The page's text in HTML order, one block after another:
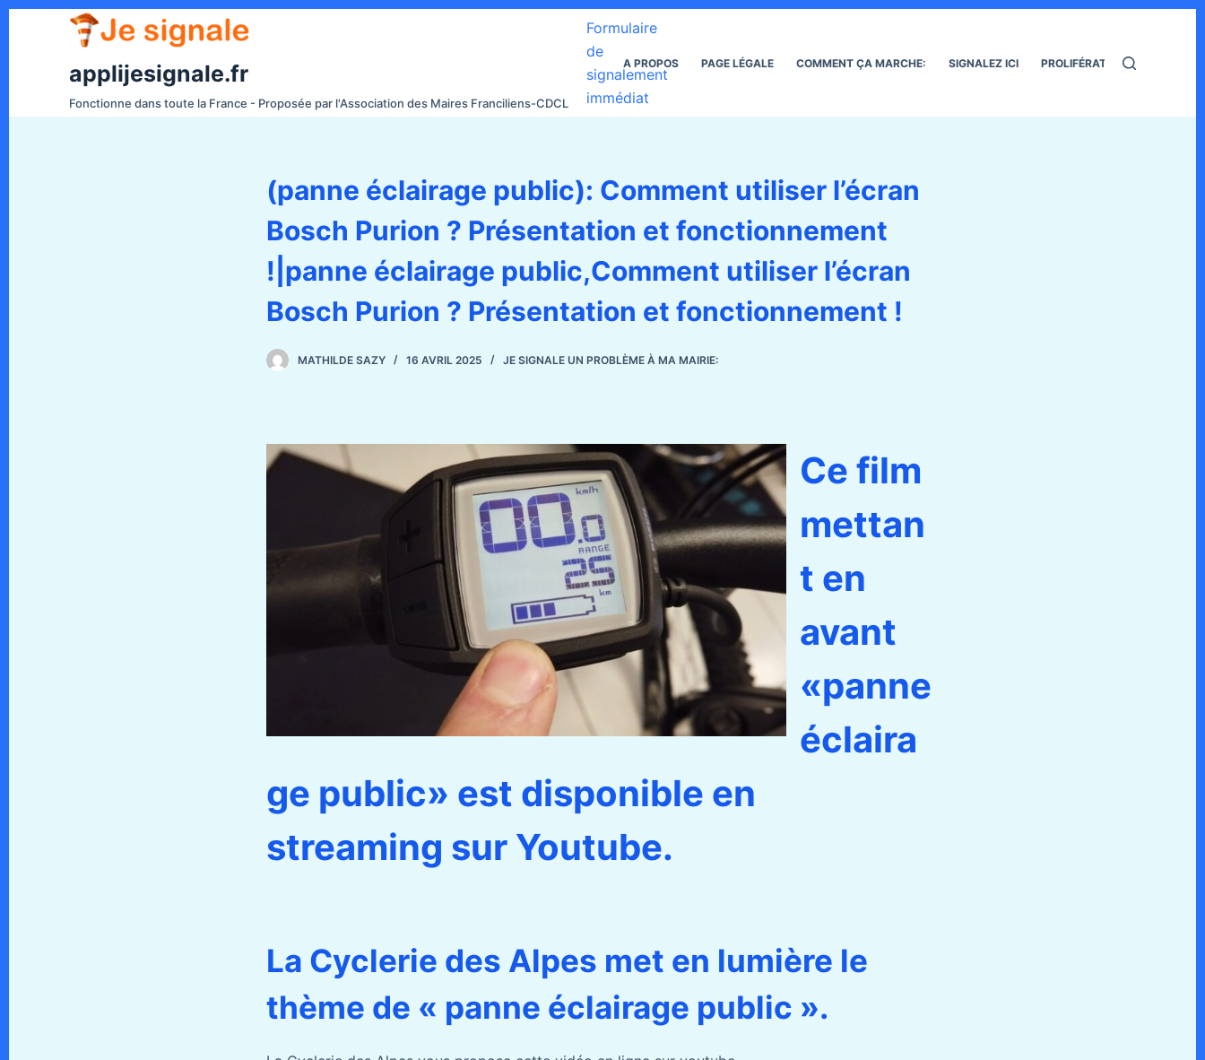
e
applijesignale.fr
Fonctionne dans toute la France - Proposée par l'Association des Maires Franciliens-CDCL
Formulaire
de
signalement
immédiat
A PROPOS PAGE LÉGALE COMMENT ÇA MARCHE: SIGNALEZ ICI PROLIFÉRATION DES RATS
(panne éclairage public): Comment utiliser l’écran
Bosch Purion ? Présentation et fonctionnement
!|panne éclairage public,Comment utiliser l’écran
Bosch Purion ? Présentation et fonctionnement !
MATHILDE SAZY 16 AVRIL 2025 JE SIGNALE UN PROBLÈME À MA MAIRIE:
Ce film
mettan
t en
avant
«panne
éclaira
ge public» est disponible en
streaming sur Youtube.
La Cyclerie des Alpes met en lumière le
thème de « panne éclairage public ».